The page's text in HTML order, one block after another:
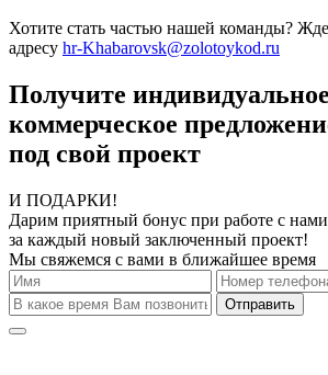
Хотите стать частью нашей команды?
адресу hr-Khabarovsk@zolotoykod.ru
Получите индивидуальное
коммерческое
под свой проект
И ПОДАРКИ!
Дарим приятный бонус при работе с нами
за каждый новый заключенный проект!
Мы свяжемся с вами в ближайшее время
Отправить